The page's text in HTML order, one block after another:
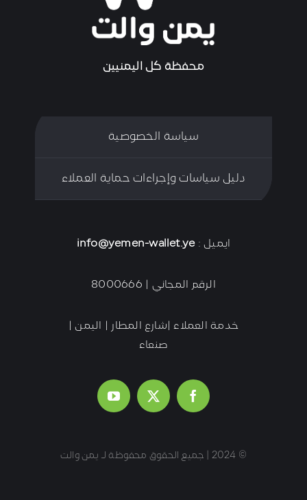
محفظة كل اليمنيين
سياسة الخصوصية
دليل سياسات وإجراءات حماية العملاء
ايميل :info@yemen-wallet.ye
الرقم المجاني | 8000666
خدمة العملاء |شارع المطار | اليمن |
صنعاء
© 2024 | جميع الحقوق محفوظة لـ يمن والت